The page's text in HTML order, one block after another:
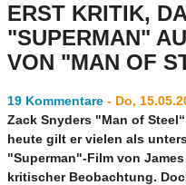
ERST KRITIK,
"SUPERMAN"
VON "MAN OF
19 Kommentare - Do,
Zack Snyders "Man of
heute gilt er vielen als
"Superman"-Film von
kritischer Beobachtung.